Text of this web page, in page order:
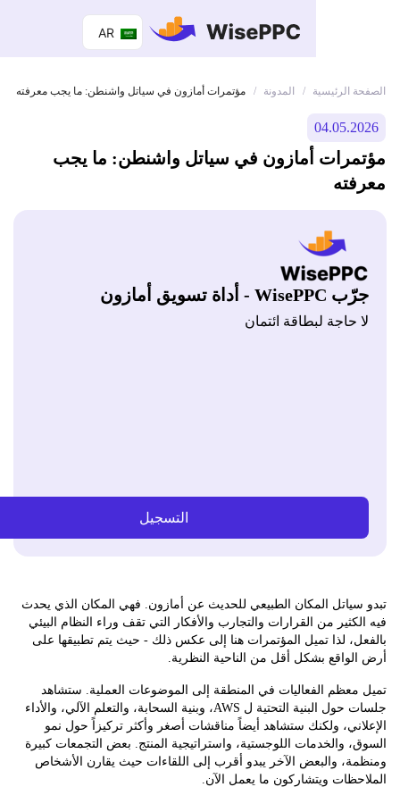
AR
الرئيسية / المدونة مؤتمرات أمازون في سياتل واشنطن: ما يجب معرفته
أمازون في سياتل واشنطن: ما يجب
حاجة لبطاقة ائتمان
التسجيل
المكان الطبيعي للحديث عن أمازون. فهي المكان الذي يحدث
من القرارات والتجارب والأفكار التي تقف وراء النظام البيئي
لذا تميل المؤتمرات هنا إلى عكس ذلك - حيث يتم تطبيقها على
بشكل أقل من الناحية النظرية.
الفعاليات في المنطقة إلى الموضوعات العملية. ستشاهد
جلسات حول البنية التحتية ل AWS، وبنية السحابة، والتعلم الآلي، والأداء
ولكنك ستشاهد أيضاً مناقشات أصغر وأكثر تركيزاً حول نمو
والخدمات اللوجستية، واستراتيجية المنتج. بعض التجمعات كبيرة
والبعض الآخر يبدو أقرب إلى اللقاءات حيث يقارن الأشخاص
ويتشاركون ما يعمل الآن.